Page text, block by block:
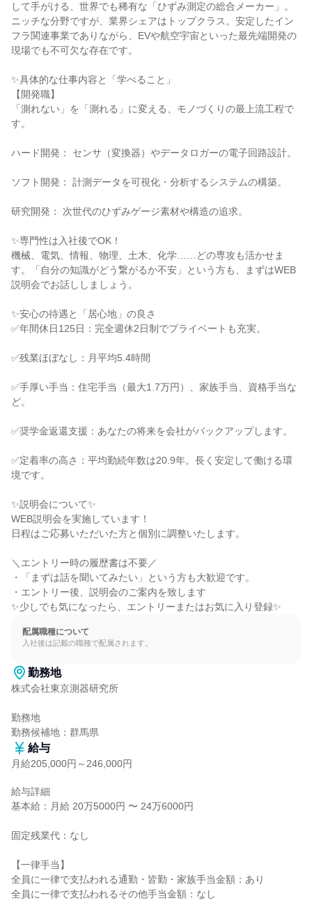
して手がける、世界でも稀有な「ひずみ測定の総合メーカー」。
ニッチな分野ですが、業界シェアはトップクラス。安定したイン
フラ関連事業でありながら、EVや航空宇宙といった最先端開発の
現場でも不可欠な存在です。
✨具体的な仕事内容と「学べること」
【開発職】
「測れない」を「測れる」に変える、モノづくりの最上流工程で
す。
ハード開発： センサ（変換器）やデータロガーの電子回路設計。
ソフト開発： 計測データを可視化・分析するシステムの構築。
研究開発： 次世代のひずみゲージ素材や構造の追求。
✨専門性は入社後でOK！
機械、電気、情報、物理、土木、化学……どの専攻も活かせま
す。「自分の知識がどう繋がるか不安」という方も、まずはWEB
説明会でお話ししましょう。
✨安心の待遇と「居心地」の良さ
✅年間休日125日：完全週休2日制でプライベートも充実。
✅残業ほぼなし：月平均5.4時間
✅手厚い手当：住宅手当（最大1.7万円）、家族手当、資格手当な
ど。
✅奨学金返還支援：あなたの将来を会社がバックアップします。
✅定着率の高さ：平均勤続年数は20.9年。長く安定して働ける環
境です。
✨説明会について✨
WEB説明会を実施しています！
日程はご応募いただいた方と個別に調整いたします。
＼エントリー時の履歴書は不要／
・「まずは話を聞いてみたい」という方も大歓迎です。
・エントリー後、説明会のご案内を致します
✨少しでも気になったら、エントリーまたはお気に入り登録✨
配属職種について
入社後は記載の職種で配属されます。
勤務地
株式会社東京測器研究所
勤務地
勤務候補地：群馬県
給与
月給205,000円～246,000円
給与詳細
基本給：月給 20万5000円 〜 24万6000円
固定残業代：なし
【一律手当】
全員に一律で支払われる通勤・皆勤・家族手当金額：あり
全員に一律で支払われるその他手当金額：なし